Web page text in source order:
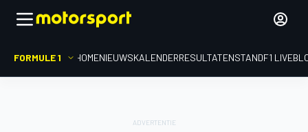
FORMULE 1 HOMENIEUWSKALENDERRESULTATENSTANDF1